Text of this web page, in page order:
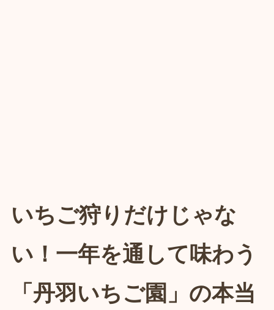
いちご狩りだけじゃな
い！一年を通して味わう
「丹羽いちご園」の本当